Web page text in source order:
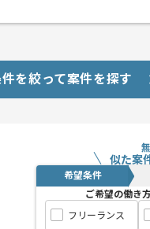
を絞って案件を探す
似た案
希望条件
ご希望の働き
フリーランス